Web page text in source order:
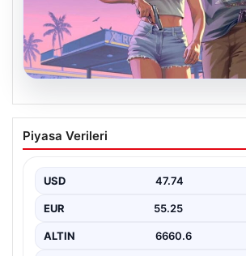
06.08.2026
GTA 6’nın Oynanış
Netflix’te İzleyiciyle
olan Grand Theft Auto 6'nın oynanış
Piyasa Verileri
USD 47.74
EUR 55.25
ALTIN 6660.6